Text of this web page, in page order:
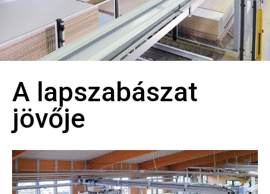
A lapszabászat
jövője